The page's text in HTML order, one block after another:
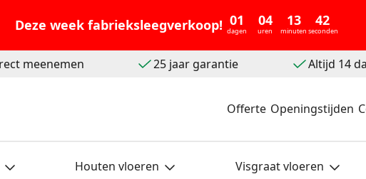
Deze week fabrieksleegverkoop! 01
dagen
04
uren
13
minuten
41
seconden
meenemen 25 jaar garantie Altijd 14
Offerte Openingstijden
Houten vloeren Visgraat vloeren